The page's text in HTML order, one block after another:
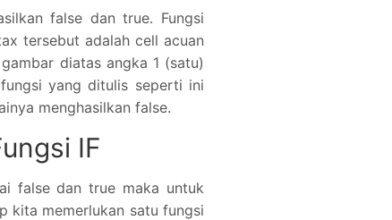
false dan true. Fungsi
tersebut adalah cell acuan
diatas angka 1 (satu)
yang ditulis seperti ini
menghasilkan false.
IF
false dan true maka untuk
kita memerlukan satu fungsi